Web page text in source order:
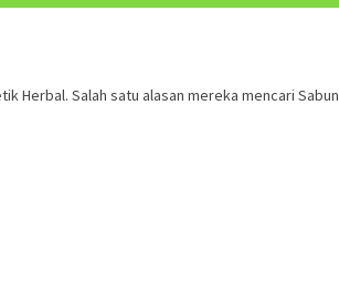
Herbal. Salah satu alasan mereka mencari Sabun